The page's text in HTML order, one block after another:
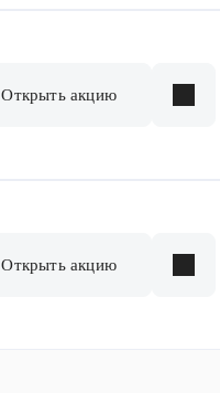
Открыть акцию
Открыть акцию